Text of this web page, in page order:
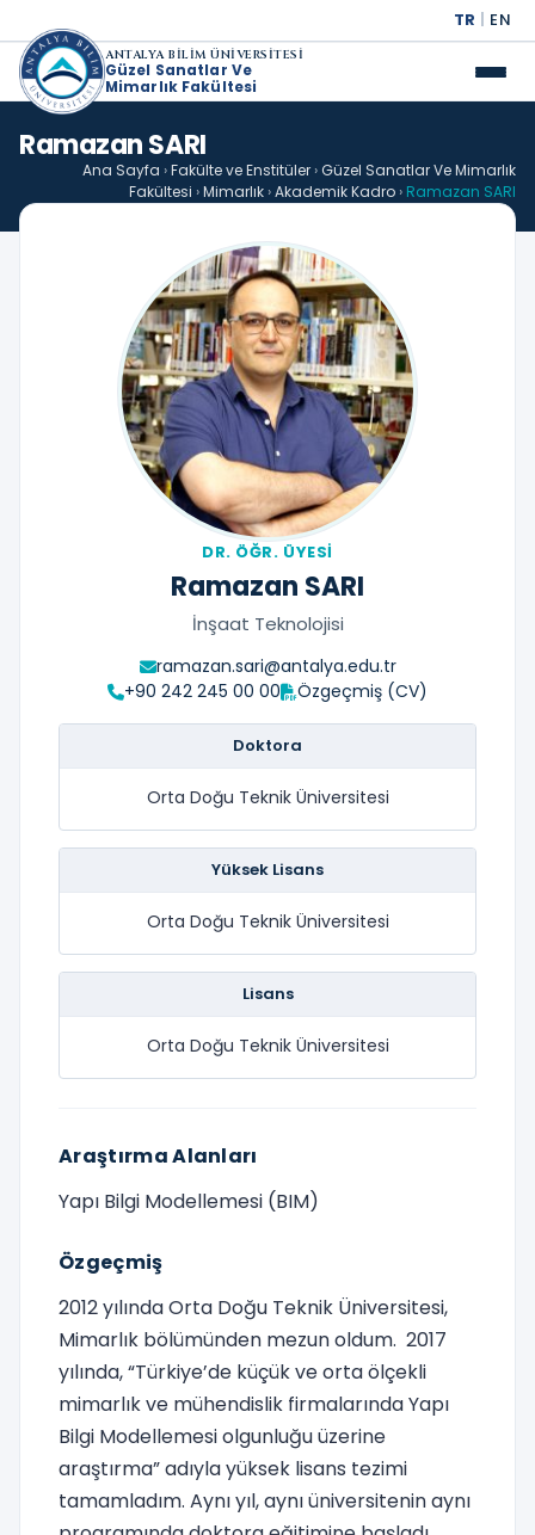
TR | EN
ANTALYA BİLİM ÜNİVERSİTESİ
Güzel Sanatlar Ve
Mimarlık Fakültesi
Ramazan SARI
Ana Sayfa ›Fakülte ve Enstitüler ›Güzel Sanatlar Ve Mimarlık
Fakültesi ›Mimarlık ›Akademik Kadro › Ramazan SARI
DR. ÖĞR. ÜYESI
Ramazan SARI
İnşaat Teknolojisi
ramazan.sari@antalya.edu.tr
+90 242 245 00 00
Özgeçmiş (CV)
Doktora
Orta Doğu Teknik Üniversitesi
Yüksek Lisans
Orta Doğu Teknik Üniversitesi
Lisans
Orta Doğu Teknik Üniversitesi
Araştırma Alanları
Yapı Bilgi Modellemesi (BIM)
Özgeçmiş
2012 yılında Orta Doğu Teknik Üniversitesi,
Mimarlık bölümünden mezun oldum. 2017
yılında, “Türkiye’de küçük ve orta ölçekli
mimarlık ve mühendislik firmalarında Yapı
Bilgi Modellemesi olgunluğu üzerine
araştırma” adıyla yüksek lisans tezimi
tamamladım. Aynı yıl, aynı üniversitenin aynı